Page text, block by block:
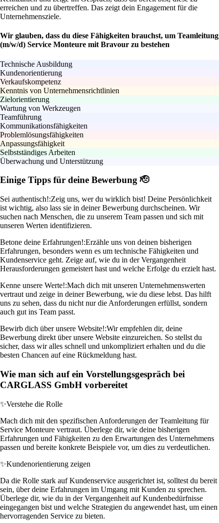
erreichen und zu übertreffen. Das zeigt dein Engagement für die
Unternehmensziele.
Wir glauben, dass du diese Fähigkeiten brauchst, um Teamleitung
(m/w/d) Service Monteure mit Bravour zu bestehen
Technische Ausbildung
Kundenorientierung
Verkaufskompetenz
Kenntnis von Unternehmensrichtlinien
Zielorientierung
Wartung von Werkzeugen
Teamführung
Kommunikationsfähigkeiten
Problemlösungsfähigkeiten
Anpassungsfähigkeit
Selbstständiges Arbeiten
Überwachung und Unterstützung
Einige Tipps für deine Bewerbung 🫡
Sei authentisch!:Zeig uns, wer du wirklich bist! Deine Persönlichkeit
ist wichtig, also lass sie in deiner Bewerbung durchscheinen. Wir
suchen nach Menschen, die zu unserem Team passen und sich mit
unseren Werten identifizieren.
Betone deine Erfahrungen!:Erzähle uns von deinen bisherigen
Erfahrungen, besonders wenn es um technische Fähigkeiten und
Kundenservice geht. Zeige auf, wie du in der Vergangenheit
Herausforderungen gemeistert hast und welche Erfolge du erzielt hast.
Kenne unsere Werte!:Mach dich mit unseren Unternehmenswerten
vertraut und zeige in deiner Bewerbung, wie du diese lebst. Das hilft
uns zu sehen, dass du nicht nur die Anforderungen erfüllst, sondern
auch gut ins Team passt.
Bewirb dich über unsere Website!:Wir empfehlen dir, deine
Bewerbung direkt über unsere Website einzureichen. So stellst du
sicher, dass wir alles schnell und unkompliziert erhalten und du die
besten Chancen auf eine Rückmeldung hast.
Wie man sich auf ein Vorstellungsgespräch bei
CARGLASS GmbH vorbereitet
✨Verstehe die Rolle
Mach dich mit den spezifischen Anforderungen der Teamleitung für
Service Monteure vertraut. Überlege dir, wie deine bisherigen
Erfahrungen und Fähigkeiten zu den Erwartungen des Unternehmens
passen und bereite konkrete Beispiele vor, um dies zu verdeutlichen.
✨Kundenorientierung zeigen
Da die Rolle stark auf Kundenservice ausgerichtet ist, solltest du bereit
sein, über deine Erfahrungen im Umgang mit Kunden zu sprechen.
Überlege dir, wie du in der Vergangenheit auf Kundenbedürfnisse
eingegangen bist und welche Strategien du angewendet hast, um einen
hervorragenden Service zu bieten.